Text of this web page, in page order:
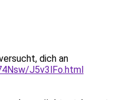
dich an
J5v3lFo.html